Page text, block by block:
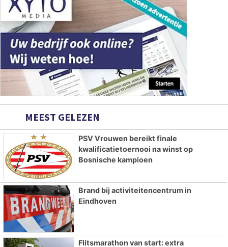
MEEST GELEZEN
PSV Vrouwen bereikt finale
kwalificatietoernooi na winst op
Bosnische kampioen
Brand bij activiteitencentrum in
Eindhoven
Flitsmarathon van start: extra